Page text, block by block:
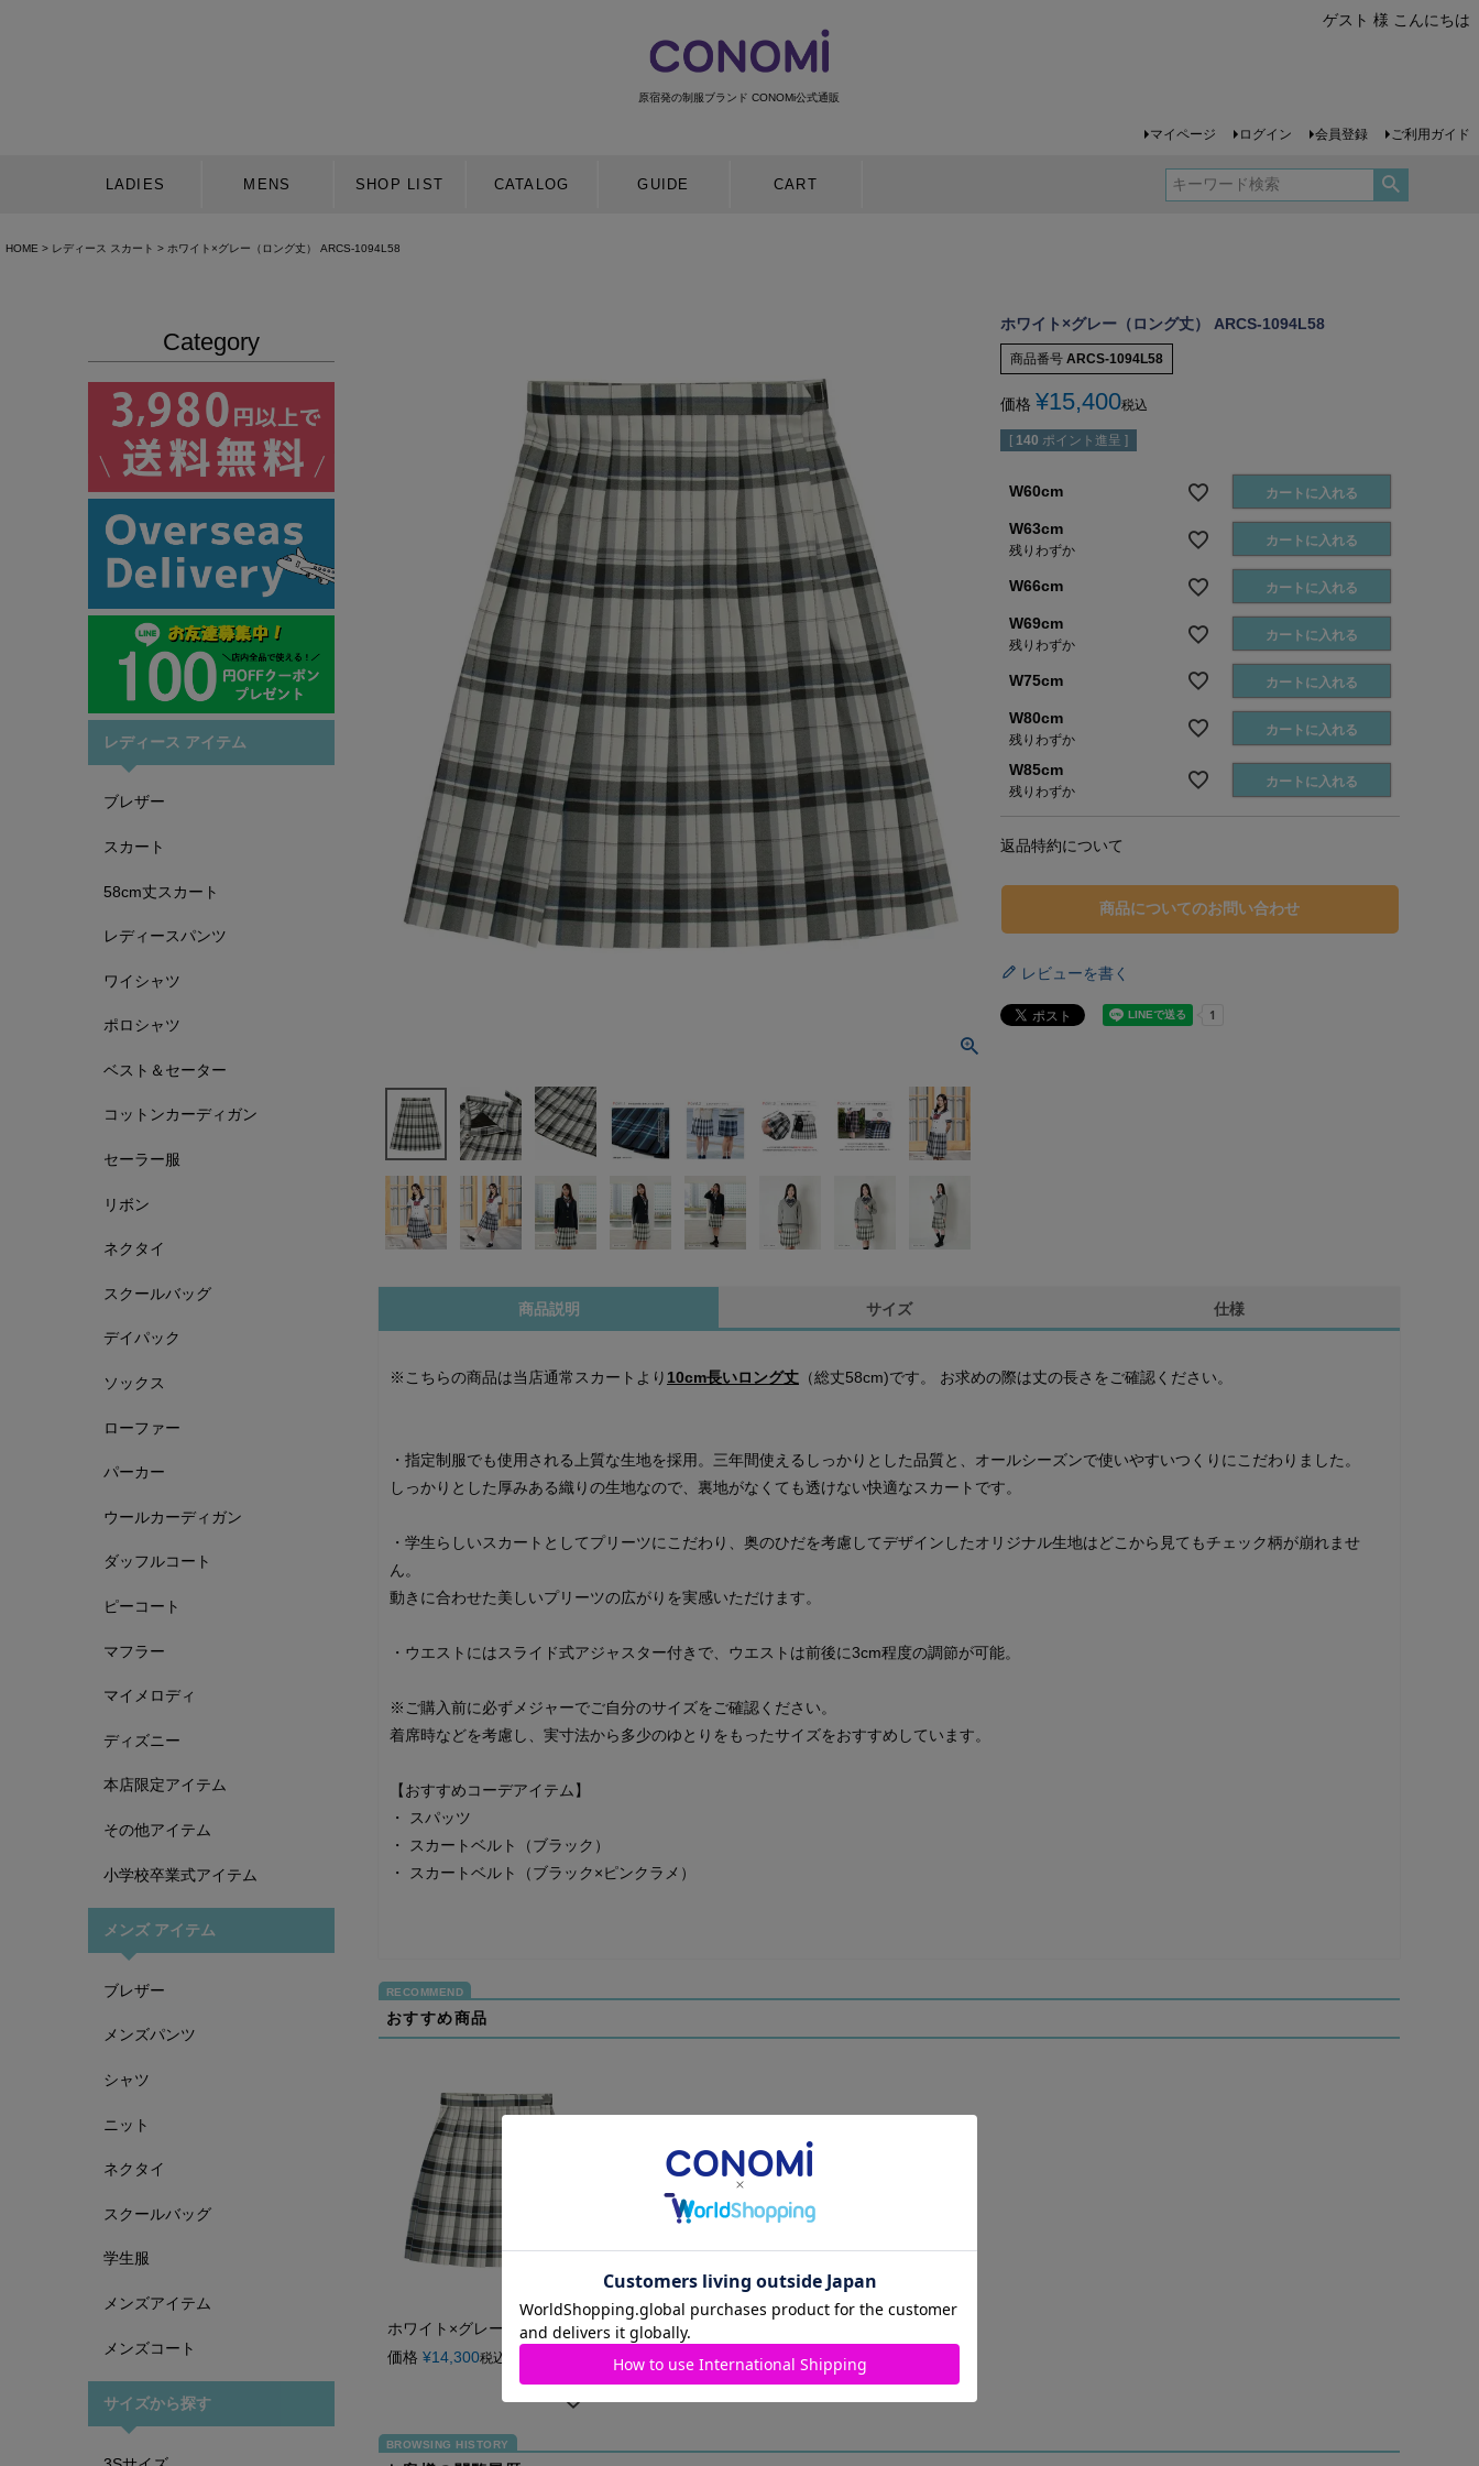
原宿発の制服ブランド CONOMi公式通販
ゲスト 様 こんにちは
マイページ ログイン 会員登録 ご利用ガイド
LADIES MENS SHOP LIST CATALOG GUIDE CART
HOME レディース スカート ホワイト×グレー（ロング丈） ARCS-1094L58
Category
レディース アイテム
ブレザー
スカート
58cm丈スカート
レディースパンツ
ワイシャツ
ポロシャツ
ベスト＆セーター
コットンカーディガン
セーラー服
リボン
ネクタイ
スクールバッグ
デイパック
ソックス
ローファー
パーカー
ウールカーディガン
ダッフルコート
ピーコート
マフラー
マイメロディ
ディズニー
本店限定アイテム
その他アイテム
小学校卒業式アイテム
メンズ アイテム
ブレザー
メンズパンツ
シャツ
ニット
ネクタイ
スクールバッグ
学生服
メンズアイテム
メンズコート
サイズから探す
ホワイト×グレー（ロング丈） ARCS-1094L58
商品番号 ARCS-1094L58
価格 ¥15,400税込
[ 140 ポイント進呈 ]
W60cm カートに入れる
W63cm
残りわずか
カートに入れる
W66cm カートに入れる
W69cm
残りわずか
カートに入れる
W75cm カートに入れる
W80cm
残りわずか
カートに入れる
W85cm
残りわずか
カートに入れる
返品特約について
商品についてのお問い合わせ
レビューを書く
商品説明 サイズ 仕様
※こちらの商品は当店通常スカートより 10cm長いロング丈 （総丈58cm)です。 お求めの際は丈の長さをご確認ください。
・指定制服でも使用される上質な生地を採用。三年間使えるしっかりとした品質と、オールシーズンで使いやすいつくりにこだわりました。
しっかりとした厚みある織りの生地なので、裏地がなくても透けない快適なスカートです。
・学生らしいスカートとしてプリーツにこだわり、奥のひだを考慮してデザインしたオリジナル生地はどこから見てもチェック柄が崩れませ
ん。
動きに合わせた美しいプリーツの広がりを実感いただけます。
・ウエストにはスライド式アジャスター付きで、ウエストは前後に3cm程度の調節が可能。
※ご購入前に必ずメジャーでご自分のサイズをご確認ください。
着席時などを考慮し、実寸法から多少のゆとりをもったサイズをおすすめしています。
【おすすめコーデアイテム】
・
スパッツ
・
スカートベルト（ブラック）
・
スカートベルト（ブラック×ピンクラメ）
おすすめ商品
ホワイト×グレー ARCS-1094
価格 ¥14,300税込